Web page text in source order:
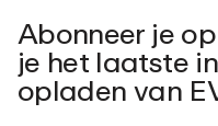
Abonneer je
je het laatste
opladen van